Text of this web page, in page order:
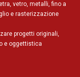
vetro, metalli, fino a
e rasterizzazione
progetti originali,
e oggettistica